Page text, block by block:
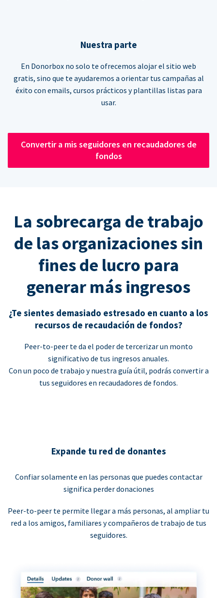
Nuestra parte
En Donorbox no solo te ofrecemos alojar el sitio web
gratis, sino que te ayudaremos a orientar tus campañas al
éxito con emails, cursos prácticos y plantillas listas para
usar.
Convertir a mis seguidores en recaudadores de
fondos
La sobrecarga de trabajo
de las organizaciones sin
fines de lucro para
generar más ingresos
¿Te sientes demasiado estresado en cuanto a los
recursos de recaudación de fondos?
Peer-to-peer te da el poder de tercerizar un monto
significativo de tus ingresos anuales.
Con un poco de trabajo y nuestra guía útil, podrás convertir a
tus seguidores en recaudadores de fondos.
Expande tu red de donantes
Confiar solamente en las personas que puedes contactar
significa perder donaciones
Peer-to-peer te permite llegar a más personas, al ampliar tu
red a los amigos, familiares y compañeros de trabajo de tus
seguidores.